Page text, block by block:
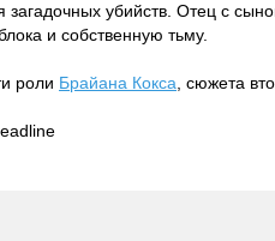
убийств. Отец с
и собственную тьму.
роли Брайана Кокса , сюжета